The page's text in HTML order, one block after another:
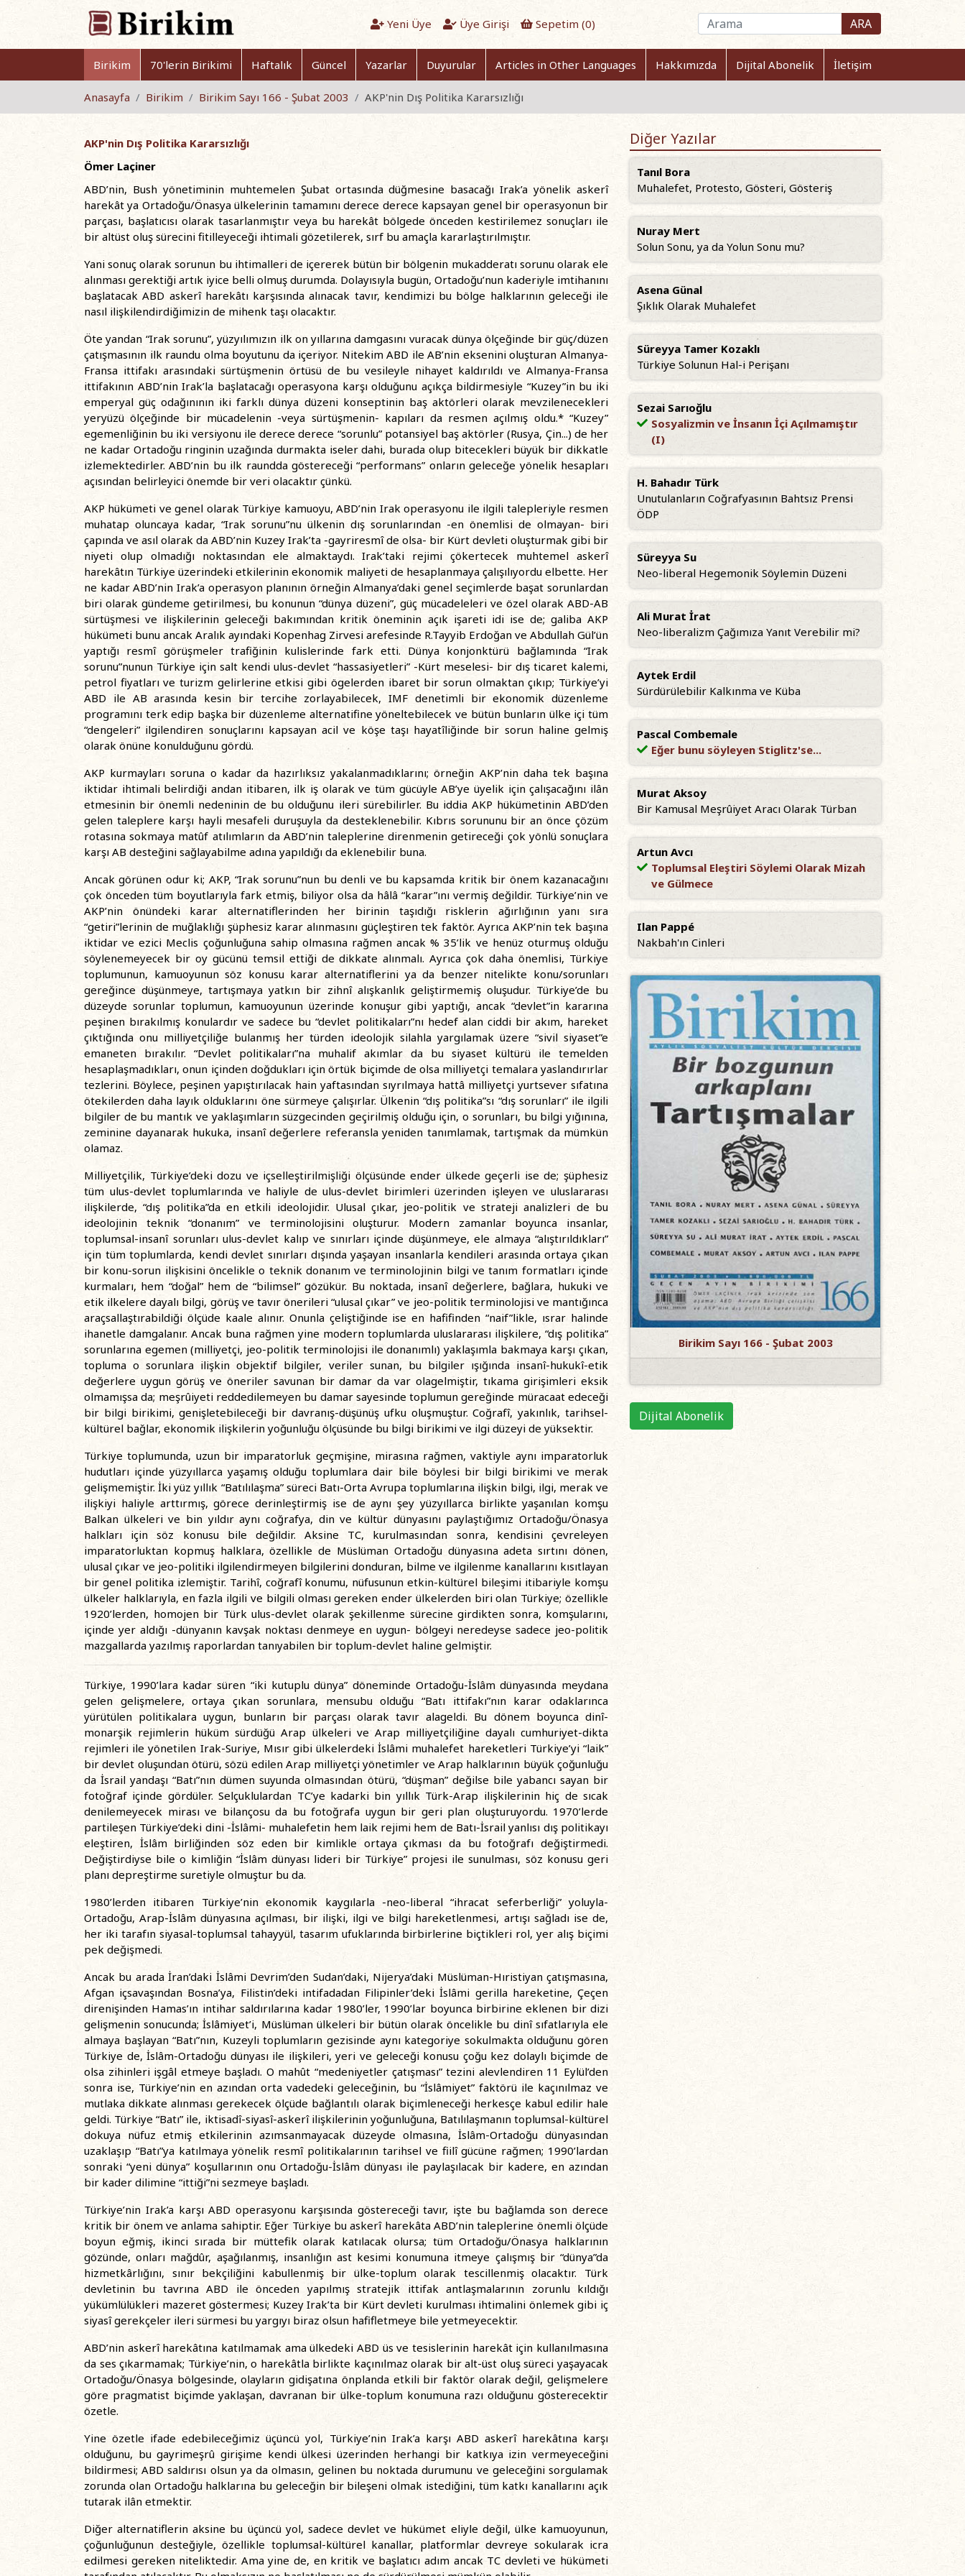
Yeni Üye Üye Girişi Sepetim (0) ARA
Birikim 70'lerin Birikimi Haftalık Güncel Yazarlar Duyurular Articles in Other Languages Hakkımızda Dijital Abonelik İletişim
Anasayfa Birikim Birikim Sayı 166 - Şubat 2003 AKP'nin Dış Politika Kararsızlığı
AKP'nin Dış Politika Kararsızlığı
Ömer Laçiner
ABD’nin, Bush yönetiminin muhtemelen Şubat ortasında düğmesine basacağı Irak’a yönelik askerî
harekât ya Ortadoğu/Önasya ülkelerinin tamamını derece derece kapsayan genel bir operasyonun bir
parçası, başlatıcısı olarak tasarlanmıştır veya bu harekât bölgede önceden kestirilemez sonuçları ile
bir altüst oluş sürecini fitilleyeceği ihtimali gözetilerek, sırf bu amaçla kararlaştırılmıştır.
Yani sonuç olarak sorunun bu ihtimalleri de içererek bütün bir bölgenin mukadderatı sorunu olarak ele
alınması gerektiği artık iyice belli olmuş durumda. Dolayısıyla bugün, Ortadoğu’nun kaderiyle imtihanını
başlatacak ABD askerî harekâtı karşısında alınacak tavır, kendimizi bu bölge halklarının geleceği ile
nasıl ilişkilendirdiğimizin de mihenk taşı olacaktır.
Öte yandan “Irak sorunu”, yüzyılımızın ilk on yıllarına damgasını vuracak dünya ölçeğinde bir güç/düzen
çatışmasının ilk raundu olma boyutunu da içeriyor. Nitekim ABD ile AB’nin eksenini oluşturan Almanya-
Fransa ittifakı arasındaki sürtüşmenin örtüsü de bu vesileyle nihayet kaldırıldı ve Almanya-Fransa
ittifakının ABD’nin Irak’la başlatacağı operasyona karşı olduğunu açıkça bildirmesiyle “Kuzey”in bu iki
emperyal güç odağınının iki farklı dünya düzeni konseptinin baş aktörleri olarak mevzilenecekleri
yeryüzü ölçeğinde bir mücadelenin -veya sürtüşmenin- kapıları da resmen açılmış oldu.* “Kuzey”
egemenliğinin bu iki versiyonu ile derece derece “sorunlu” potansiyel baş aktörler (Rusya, Çin...) de her
ne kadar Ortadoğu ringinin uzağında durmakta iseler dahi, burada olup bitecekleri büyük bir dikkatle
izlemektedirler. ABD’nin bu ilk raundda göstereceği “performans” onların geleceğe yönelik hesapları
açısından belirleyici önemde bir veri olacaktır çünkü.
AKP hükümeti ve genel olarak Türkiye kamuoyu, ABD’nin Irak operasyonu ile ilgili talepleriyle resmen
muhatap oluncaya kadar, “Irak sorunu”nu ülkenin dış sorunlarından -en önemlisi de olmayan- biri
çapında ve asıl olarak da ABD’nin Kuzey Irak’ta -gayriresmî de olsa- bir Kürt devleti oluşturmak gibi bir
niyeti olup olmadığı noktasından ele almaktaydı. Irak’taki rejimi çökertecek muhtemel askerî
harekâtın Türkiye üzerindeki etkilerinin ekonomik maliyeti de hesaplanmaya çalışılıyordu elbette. Her
ne kadar ABD’nin Irak’a operasyon planının örneğin Almanya’daki genel seçimlerde başat sorunlardan
biri olarak gündeme getirilmesi, bu konunun “dünya düzeni”, güç mücadeleleri ve özel olarak ABD-AB
sürtüşmesi ve ilişkilerinin geleceği bakımından kritik öneminin açık işareti idi ise de; galiba AKP
hükümeti bunu ancak Aralık ayındaki Kopenhag Zirvesi arefesinde R.Tayyib Erdoğan ve Abdullah Gül’ün
yaptığı resmî görüşmeler trafiğinin kulislerinde fark etti. Dünya konjonktürü bağlamında “Irak
sorunu”nunun Türkiye için salt kendi ulus-devlet “hassasiyetleri” -Kürt meselesi- bir dış ticaret kalemi,
petrol fiyatları ve turizm gelirlerine etkisi gibi ögelerden ibaret bir sorun olmaktan çıkıp; Türkiye’yi
ABD ile AB arasında kesin bir tercihe zorlayabilecek, IMF denetimli bir ekonomik düzenleme
programını terk edip başka bir düzenleme alternatifine yöneltebilecek ve bütün bunların ülke içi tüm
“dengeleri” ilgilendiren sonuçlarını kapsayan acil ve köşe taşı hayatîliğinde bir sorun haline gelmiş
olarak önüne konulduğunu gördü.
AKP kurmayları soruna o kadar da hazırlıksız yakalanmadıklarını; örneğin AKP’nin daha tek başına
iktidar ihtimali belirdiği andan itibaren, ilk iş olarak ve tüm gücüyle AB’ye üyelik için çalışacağını ilân
etmesinin bir önemli nedeninin de bu olduğunu ileri sürebilirler. Bu iddia AKP hükümetinin ABD’den
gelen taleplere karşı hayli mesafeli duruşuyla da desteklenebilir. Kıbrıs sorununu bir an önce çözüm
rotasına sokmaya matûf atılımların da ABD’nin taleplerine direnmenin getireceği çok yönlü sonuçlara
karşı AB desteğini sağlayabilme adına yapıldığı da eklenebilir buna.
Ancak görünen odur ki; AKP, “Irak sorunu”nun bu denli ve bu kapsamda kritik bir önem kazanacağını
çok önceden tüm boyutlarıyla fark etmiş, biliyor olsa da hâlâ “karar”ını vermiş değildir. Türkiye’nin ve
AKP’nin önündeki karar alternatiflerinden her birinin taşıdığı risklerin ağırlığının yanı sıra
“getiri”lerinin de muğlaklığı şüphesiz karar alınmasını güçleştiren tek faktör. Ayrıca AKP’nin tek başına
iktidar ve ezici Meclis çoğunluğuna sahip olmasına rağmen ancak % 35’lik ve henüz oturmuş olduğu
söylenemeyecek bir oy gücünü temsil ettiği de dikkate alınmalı. Ayrıca çok daha önemlisi, Türkiye
toplumunun, kamuoyunun söz konusu karar alternatiflerini ya da benzer nitelikte konu/sorunları
gereğince düşünmeye, tartışmaya yatkın bir zihnî alışkanlık geliştirmemiş oluşudur. Türkiye’de bu
düzeyde sorunlar toplumun, kamuoyunun üzerinde konuşur gibi yaptığı, ancak “devlet”in kararına
peşinen bırakılmış konulardır ve sadece bu “devlet politikaları”nı hedef alan ciddi bir akım, hareket
çıktığında onu milliyetçiliğe bulanmış her türden ideolojik silahla yargılamak üzere “sivil siyaset”e
emaneten bırakılır. “Devlet politikaları”na muhalif akımlar da bu siyaset kültürü ile temelden
hesaplaşmadıkları, onun içinden doğdukları için örtük biçimde de olsa milliyetçi temalara yaslandırırlar
tezlerini. Böylece, peşinen yapıştırılacak hain yaftasından sıyrılmaya hattâ milliyetçi yurtsever sıfatına
ötekilerden daha layık olduklarını öne sürmeye çalışırlar. Ülkenin “dış politika”sı “dış sorunları” ile ilgili
bilgiler de bu mantık ve yaklaşımların süzgecinden geçirilmiş olduğu için, o sorunları, bu bilgi yığınına,
zeminine dayanarak hukuka, insanî değerlere referansla yeniden tanımlamak, tartışmak da mümkün
olamaz.
Milliyetçilik, Türkiye’deki dozu ve içselleştirilmişliği ölçüsünde ender ülkede geçerli ise de; şüphesiz
tüm ulus-devlet toplumlarında ve haliyle de ulus-devlet birimleri üzerinden işleyen ve uluslararası
ilişkilerde, “dış politika”da en etkili ideolojidir. Ulusal çıkar, jeo-politik ve strateji analizleri de bu
ideolojinin teknik “donanım” ve terminolojisini oluşturur. Modern zamanlar boyunca insanlar,
toplumsal-insanî sorunları ulus-devlet kalıp ve sınırları içinde düşünmeye, ele almaya “alıştırıldıkları”
için tüm toplumlarda, kendi devlet sınırları dışında yaşayan insanlarla kendileri arasında ortaya çıkan
bir konu-sorun ilişkisini öncelikle o teknik donanım ve terminolojinin bilgi ve tanım formatları içinde
kurmaları, hem “doğal” hem de “bilimsel” gözükür. Bu noktada, insanî değerlere, bağlara, hukuki ve
etik ilkelere dayalı bilgi, görüş ve tavır önerileri “ulusal çıkar” ve jeo-politik terminolojisi ve mantığınca
araçsallaştırabildiği ölçüde kaale alınır. Onunla çeliştiğinde ise en hafifinden “naif”likle, ısrar halinde
ihanetle damgalanır. Ancak buna rağmen yine modern toplumlarda uluslararası ilişkilere, “dış politika”
sorunlarına egemen (milliyetçi, jeo-politik terminolojisi ile donanımlı) yaklaşımla bakmaya karşı çıkan,
topluma o sorunlara ilişkin objektif bilgiler, veriler sunan, bu bilgiler ışığında insanî-hukukî-etik
değerlere uygun görüş ve öneriler savunan bir damar da var olagelmiştir, tıkama girişimleri eksik
olmamışsa da; meşrûiyeti reddedilemeyen bu damar sayesinde toplumun gereğinde müracaat edeceği
bir bilgi birikimi, genişletebileceği bir davranış-düşünüş ufku oluşmuştur. Coğrafî, yakınlık, tarihsel-
kültürel bağlar, ekonomik ilişkilerin yoğunluğu ölçüsünde bu bilgi birikimi ve ilgi düzeyi de yüksektir.
Türkiye toplumunda, uzun bir imparatorluk geçmişine, mirasına rağmen, vaktiyle aynı imparatorluk
hudutları içinde yüzyıllarca yaşamış olduğu toplumlara dair bile böylesi bir bilgi birikimi ve merak
gelişmemiştir. İki yüz yıllık “Batılılaşma” süreci Batı-Orta Avrupa toplumlarına ilişkin bilgi, ilgi, merak ve
ilişkiyi haliyle arttırmış, görece derinleştirmiş ise de aynı şey yüzyıllarca birlikte yaşanılan komşu
Balkan ülkeleri ve bin yıldır aynı coğrafya, din ve kültür dünyasını paylaştığımız Ortadoğu/Önasya
halkları için söz konusu bile değildir. Aksine TC, kurulmasından sonra, kendisini çevreleyen
imparatorluktan kopmuş halklara, özellikle de Müslüman Ortadoğu dünyasına adeta sırtını dönen,
ulusal çıkar ve jeo-politiki ilgilendirmeyen bilgilerini donduran, bilme ve ilgilenme kanallarını kısıtlayan
bir genel politika izlemiştir. Tarihî, coğrafî konumu, nüfusunun etkin-kültürel bileşimi itibariyle komşu
ülkeler halklarıyla, en fazla ilgili ve bilgili olması gereken ender ülkelerden biri olan Türkiye; özellikle
1920’lerden, homojen bir Türk ulus-devlet olarak şekillenme sürecine girdikten sonra, komşularını,
içinde yer aldığı -dünyanın kavşak noktası denmeye en uygun- bölgeyi neredeyse sadece jeo-politik
mazgallarda yazılmış raporlardan tanıyabilen bir toplum-devlet haline gelmiştir.
Türkiye, 1990’lara kadar süren “iki kutuplu dünya” döneminde Ortadoğu-İslâm dünyasında meydana
gelen gelişmelere, ortaya çıkan sorunlara, mensubu olduğu “Batı ittifakı”nın karar odaklarınca
yürütülen politikalara uygun, bunların bir parçası olarak tavır alageldi. Bu dönem boyunca dinî-
monarşik rejimlerin hüküm sürdüğü Arap ülkeleri ve Arap milliyetçiliğine dayalı cumhuriyet-dikta
rejimleri ile yönetilen Irak-Suriye, Mısır gibi ülkelerdeki İslâmi muhalefet hareketleri Türkiye’yi “laik”
bir devlet oluşundan ötürü, sözü edilen Arap milliyetçi yönetimler ve Arap halklarının büyük çoğunluğu
da İsrail yandaşı “Batı”nın dümen suyunda olmasından ötürü, “düşman” değilse bile yabancı sayan bir
fotoğraf içinde gördüler. Selçuklulardan TC’ye kadarki bin yıllık Türk-Arap ilişkilerinin hiç de sıcak
denilemeyecek mirası ve bilançosu da bu fotoğrafa uygun bir geri plan oluşturuyordu. 1970’lerde
partileşen Türkiye’deki dini -İslâmi- muhalefetin hem laik rejimi hem de Batı-İsrail yanlısı dış politikayı
eleştiren, İslâm birliğinden söz eden bir kimlikle ortaya çıkması da bu fotoğrafı değiştirmedi.
Değiştirdiyse bile o kimliğin “İslâm dünyası lideri bir Türkiye” projesi ile sunulması, söz konusu geri
planı depreştirme suretiyle olmuştur bu da.
1980’lerden itibaren Türkiye’nin ekonomik kaygılarla -neo-liberal “ihracat seferberliği” yoluyla-
Ortadoğu, Arap-İslâm dünyasına açılması, bir ilişki, ilgi ve bilgi hareketlenmesi, artışı sağladı ise de,
her iki tarafın siyasal-toplumsal tahayyül, tasarım ufuklarında birbirlerine biçtikleri rol, yer alış biçimi
pek değişmedi.
Ancak bu arada İran’daki İslâmi Devrim’den Sudan’daki, Nijerya’daki Müslüman-Hıristiyan çatışmasına,
Afgan içsavaşından Bosna’ya, Filistin’deki intifadadan Filipinler’deki İslâmi gerilla hareketine, Çeçen
direnişinden Hamas’ın intihar saldırılarına kadar 1980’ler, 1990’lar boyunca birbirine eklenen bir dizi
gelişmenin sonucunda; İslâmiyet’i, Müslüman ülkeleri bir bütün olarak öncelikle bu dinî sıfatlarıyla ele
almaya başlayan “Batı”nın, Kuzeyli toplumların gezisinde aynı kategoriye sokulmakta olduğunu gören
Türkiye de, İslâm-Ortadoğu dünyası ile ilişkileri, yeri ve geleceği konusu çoğu kez dolaylı biçimde de
olsa zihinleri işgâl etmeye başladı. O mahût “medeniyetler çatışması” tezini alevlendiren 11 Eylül’den
sonra ise, Türkiye’nin en azından orta vadedeki geleceğinin, bu “İslâmiyet” faktörü ile kaçınılmaz ve
mutlaka dikkate alınması gerekecek ölçüde bağlantılı olarak biçimleneceği herkesçe kabul edilir hale
geldi. Türkiye “Batı” ile, iktisadî-siyasî-askerî ilişkilerinin yoğunluğuna, Batılılaşmanın toplumsal-kültürel
dokuya nüfuz etmiş etkilerinin azımsanmayacak düzeyde olmasına, İslâm-Ortadoğu dünyasından
uzaklaşıp “Batı”ya katılmaya yönelik resmî politikalarının tarihsel ve fiilî gücüne rağmen; 1990’lardan
sonraki “yeni dünya” koşullarının onu Ortadoğu-İslâm dünyası ile paylaşılacak bir kadere, en azından
bir kader dilimine “ittiği”ni sezmeye başladı.
Türkiye’nin Irak’a karşı ABD operasyonu karşısında göstereceği tavır, işte bu bağlamda son derece
kritik bir önem ve anlama sahiptir. Eğer Türkiye bu askerî harekâta ABD’nin taleplerine önemli ölçüde
boyun eğmiş, ikinci sırada bir müttefik olarak katılacak olursa; tüm Ortadoğu/Önasya halklarının
gözünde, onları mağdûr, aşağılanmış, insanlığın ast kesimi konumuna itmeye çalışmış bir “dünya”da
hizmetkârlığını, sınır bekçiliğini kabullenmiş bir ülke-toplum olarak tescillenmiş olacaktır. Türk
devletinin bu tavrına ABD ile önceden yapılmış stratejik ittifak antlaşmalarının zorunlu kıldığı
yükümlülükleri mazeret göstermesi; Kuzey Irak’ta bir Kürt devleti kurulması ihtimalini önlemek gibi iç
siyasî gerekçeler ileri sürmesi bu yargıyı biraz olsun hafifletmeye bile yetmeyecektir.
ABD’nin askerî harekâtına katılmamak ama ülkedeki ABD üs ve tesislerinin harekât için kullanılmasına
da ses çıkarmamak; Türkiye’nin, o harekâtla birlikte kaçınılmaz olarak bir alt-üst oluş süreci yaşayacak
Ortadoğu/Önasya bölgesinde, olayların gidişatına önplanda etkili bir faktör olarak değil, gelişmelere
göre pragmatist biçimde yaklaşan, davranan bir ülke-toplum konumuna razı olduğunu gösterecektir
özetle.
Yine özetle ifade edebileceğimiz üçüncü yol, Türkiye’nin Irak’a karşı ABD askerî harekâtına karşı
olduğunu, bu gayrimeşrû girişime kendi ülkesi üzerinden herhangi bir katkıya izin vermeyeceğini
bildirmesi; ABD saldırısı olsun ya da olmasın, gelinen bu noktada durumunu ve geleceğini sorgulamak
zorunda olan Ortadoğu halklarına bu geleceğin bir bileşeni olmak istediğini, tüm katkı kanallarını açık
tutarak ilân etmektir.
Diğer alternatiflerin aksine bu üçüncü yol, sadece devlet ve hükümet eliyle değil, ülke kamuoyunun,
çoğunluğunun desteğiyle, özellikle toplumsal-kültürel kanallar, platformlar devreye sokularak icra
edilmesi gereken niteliktedir. Ama yine de, en kritik ve başlatıcı adım ancak TC devleti ve hükümeti
Diğer Yazılar
Tanıl Bora
Muhalefet, Protesto, Gösteri, Gösteriş
Nuray Mert
Solun Sonu, ya da Yolun Sonu mu?
Asena Günal
Şıklık Olarak Muhalefet
Süreyya Tamer Kozaklı
Türkiye Solunun Hal-i Perişanı
Sezai Sarıoğlu
Sosyalizmin ve İnsanın İçi Açılmamıştır
(I)
H. Bahadır Türk
Unutulanların Coğrafyasının Bahtsız Prensi
ÖDP
Süreyya Su
Neo-liberal Hegemonik Söylemin Düzeni
Ali Murat İrat
Neo-liberalizm Çağımıza Yanıt Verebilir mi?
Aytek Erdil
Sürdürülebilir Kalkınma ve Küba
Pascal Combemale
Eğer bunu söyleyen Stiglitz'se...
Murat Aksoy
Bir Kamusal Meşrûiyet Aracı Olarak Türban
Artun Avcı
Toplumsal Eleştiri Söylemi Olarak Mizah
ve Gülmece
Ilan Pappé
Nakbah'ın Cinleri
Birikim Sayı 166 - Şubat 2003
Dijital Abonelik